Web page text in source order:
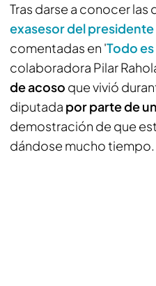
Tras darse a conocer las
exasesor del
comentadas en 'Todo
colaboradora Pilar
de acoso que vivió
diputada por parte de
demostración de que
dándose mucho tiempo.